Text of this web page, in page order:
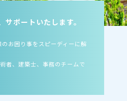
ポートいたします。
お困り事をスピーディーに解
者、建築士、事務のチームで